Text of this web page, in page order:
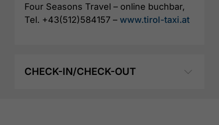
Four Seasons Travel – online buchbar,
Tel. +43(512)584157 – www.tirol-taxi.at
CHECK-IN/CHECK-OUT